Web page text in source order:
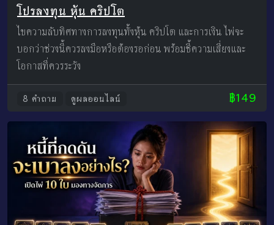
โปรลงทุน หุ้น คริปโต
ไขความลับทิศทางการลงทุนทั้งหุ้น คริปโต และการเงิน ไพ่จะ
บอกว่าช่วงนี้ควรลงมือหรือต้องรอก่อน พร้อมชี้ความเสี่ยงและ
โอกาสที่ควรระวัง
8 คำถาม ดูผลออนไลน์ ฿149